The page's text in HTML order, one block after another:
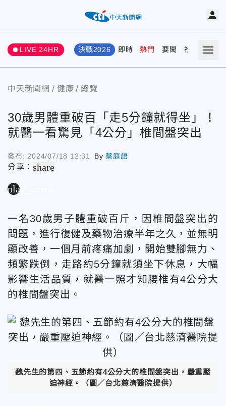
LIVE 24HR 決戰2026 即時 熱門 要聞 社會 娛樂
中天新聞網 健康 總覽
30歲男體重破百「走5分鐘就得坐」！
就醫一看驚見「4公分」椎間盤突出
發布: 2024/07/18 12:31 By蔡庭語
分享：share
play_arrow
一名30歲男子體重破百斤，因椎間盤突出的
問題，進行復健及藥物治療半年之久，並無明
顯改善，一個月前疼痛加劇，開始雙腳無力、
頻繁跌倒，走路約5分鐘就須坐下休息，大幅
影響生活品質，就醫一照才知腰椎有4公分大
的椎間盤突出。
魏先生的第四、五節約有4公分大的椎間盤突出，嚴重壓
迫神經。（圖／台北慈濟醫院提供）